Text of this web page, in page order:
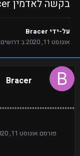
בקשה לאדמין Bracer לשרת SurfCombat
על-ידי Bracer
אוגוסט 11, 2020
בדרושים
Bracer
פורסם אוגוסט 11, 2020